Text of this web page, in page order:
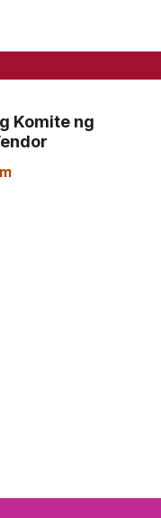
Komite ng